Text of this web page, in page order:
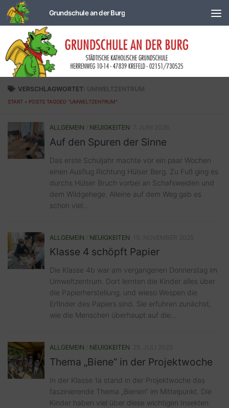
Zum Inhalt springen
VERSCHLAGWORTET: UMWELTZENTRUM
START » POSTS TAGGED "UMWELTZENTRUM"
ALLGEMEIN NEUIGKEITEN
Auf den Spuren der Sinne
Das erste Schuljahr machte vor ein paar Wochen
einen Ausflug Richtung Hülser Berg. Zu Fuß ging es
durchs Hülser Bruch vorbei an Schafsweiden und
dem Wildgehege. Alleine auf dem Weg gab es
schon viel...
ALLGEMEIN NEUIGKEITEN
Klasse 4 schöpft Papier
Die Klasse 4b war am vergangenen Donnerstag im
Umweltzentrum. Dort lernten die Kinder alles über
die Papierherstellung, und wieso Wespen die
Erfinder des Papiers sind. Sie erfuhren zunächst,
wie die Menschen überhaupt auf die...
ALLGEMEIN NEUIGKEITEN
Thema „Biene“ in der Projektwoche
In der Klasse 1a stand in der Projektwoche das
faszinierende Thema „Bienen“ im Mittelpunkt. Die
Kinder haben viel über diese wichtigen Insekten